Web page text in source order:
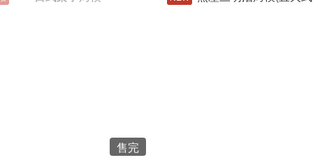
售完